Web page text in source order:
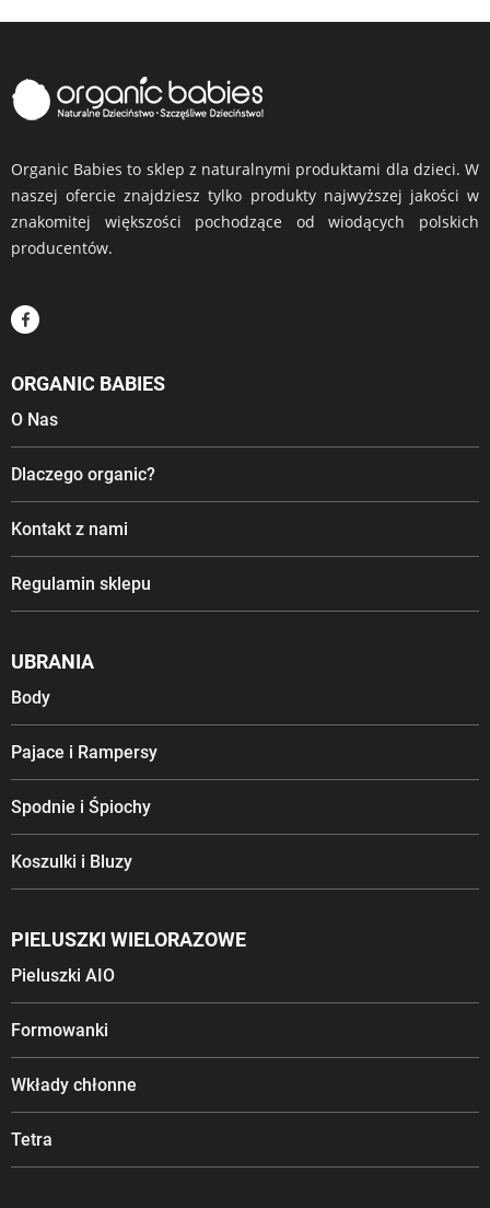
Organic Babies to sklep z naturalnymi produktami dla dzieci. W
naszej ofercie znajdziesz tylko produkty najwyższej jakości w
znakomitej większości pochodzące od wiodących polskich
producentów.
ORGANIC BABIES
O Nas
Dlaczego organic?
Kontakt z nami
Regulamin sklepu
UBRANIA
Body
Pajace i Rampersy
Spodnie i Śpiochy
Koszulki i Bluzy
PIELUSZKI WIELORAZOWE
Pieluszki AIO
Formowanki
Wkłady chłonne
Tetra